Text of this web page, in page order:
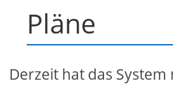
Pläne
Derzeit hat das